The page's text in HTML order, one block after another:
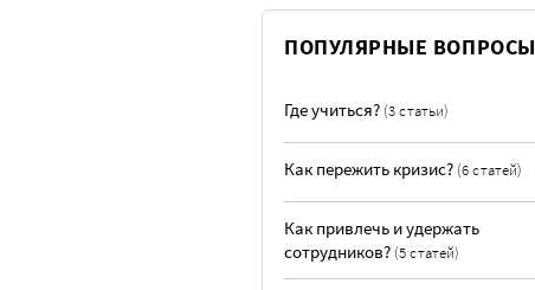
ПОПУЛЯРНЫЕ ВОПРОСЫ
Где учиться? (3 статьи)
Как пережить кризис? (6 статей)
Как привлечь и удержать
сотрудников? (5 статей)